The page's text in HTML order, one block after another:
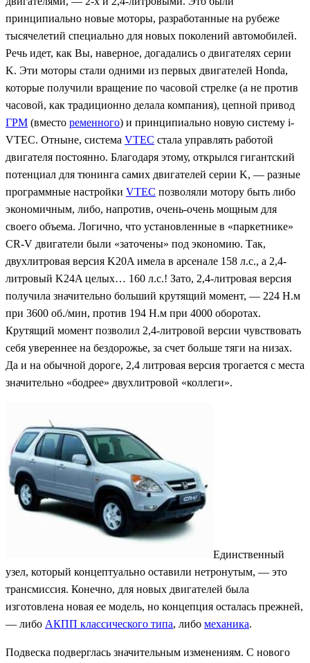
принципиально новые моторы, разработанные на рубеже
тысячелетий специально для новых поколений автомобилей.
Речь идет, как Вы, наверное, догадались о двигателях серии
K. Эти моторы стали одними из первых двигателей Honda,
которые получили вращение по часовой стрелке (а не против
часовой, как традиционно делала компания), цепной привод
ГРМ (вместо ременного) и принципиально новую систему i-
VTEC. Отныне, система VTEC стала управлять работой
двигателя постоянно. Благодаря этому, открылся гигантский
потенциал для тюнинга самих двигателей серии K, — разные
программные настройки VTEC позволяли мотору быть либо
экономичным, либо, напротив, очень-очень мощным для
своего объема. Логично, что установленные в «паркетнике»
CR-V двигатели были «заточены» под экономию. Так,
двухлитровая версия K20A имела в арсенале 158 л.с., а 2,4-
литровый K24A целых… 160 л.с.! Зато, 2,4-литровая версия
получила значительно больший крутящий момент, — 224 Н.м
при 3600 об./мин, против 194 Н.м при 4000 оборотах.
Крутящий момент позволил 2,4-литровой версии чувствовать
себя увереннее на бездорожье, за счет больше тяги на низах.
Да и на обычной дороге, 2,4 литровая версия трогается с места
значительно «бодрее» двухлитровой «коллеги».
Единственный
узел, который концептуально оставили нетронутым, — это
трансмиссия. Конечно, для новых двигателей была
изготовлена новая ее модель, но концепция осталась прежней,
— либо АКПП классического типа, либо механика.
Подвеска подверглась значительным изменениям. С нового